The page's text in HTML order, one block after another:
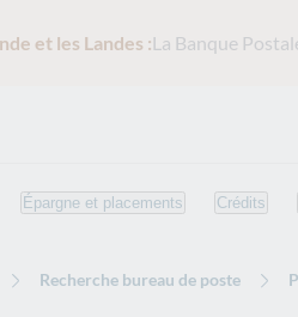
et les Landes :La Banque
Épargne et placements Crédits
Recherche bureau de poste